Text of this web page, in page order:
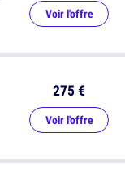
275 €
Voir l'offre
Voir l'offre